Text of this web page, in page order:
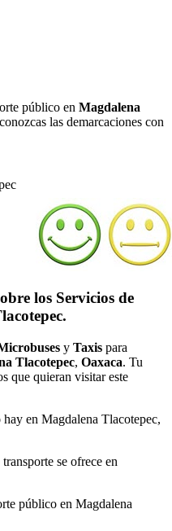
público en Magdalena
las demarcaciones con
los Servicios de
y Taxis para
Tlacotepec, Oaxaca. Tu
que quieran visitar este
en Magdalena Tlacotepec,
se ofrece en
público en Magdalena